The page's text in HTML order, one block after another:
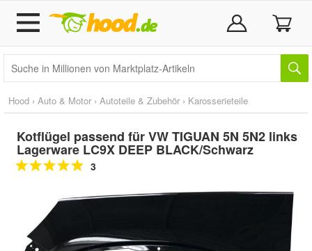
Hood › Auto & Motor › Autoteile & Zubehör › Karosserieteile
Kotflügel passend für VW TIGUAN 5N 5N2 links
Lagerware LC9X DEEP BLACK/Schwarz
3